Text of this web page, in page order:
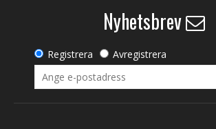
Nyhetsbrev
Registrera Avregistrera